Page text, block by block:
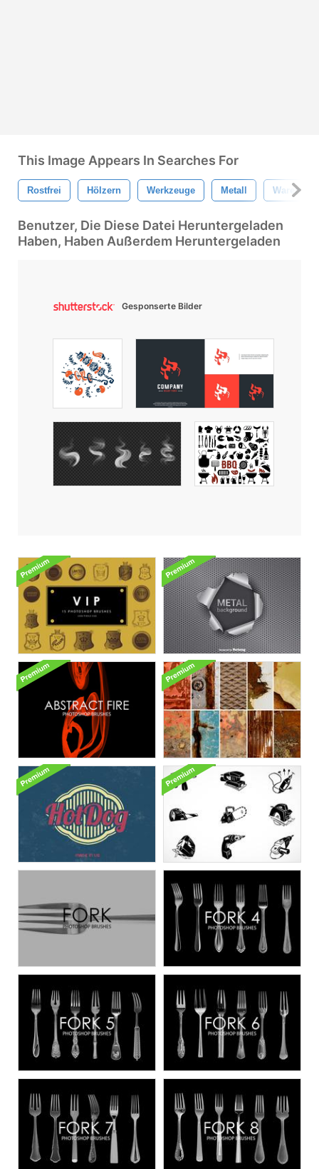
This Image Appears In Searches For
Rostfrei Hölzern Werkzeuge Metall Waren
Benutzer, Die Diese Datei Heruntergeladen
Haben, Haben Außerdem Heruntergeladen
Gesponserte Bilder